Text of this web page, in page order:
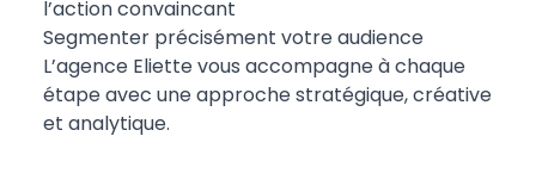
l’action convaincant
Segmenter précisément votre audience
L’agence Eliette vous accompagne à chaque
étape avec une approche stratégique, créative
et analytique.